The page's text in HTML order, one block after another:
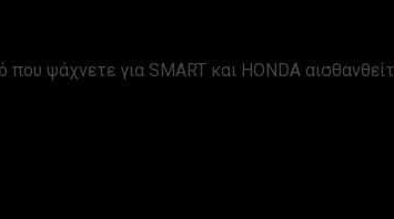
ψάχνετε για SMART και HONDA